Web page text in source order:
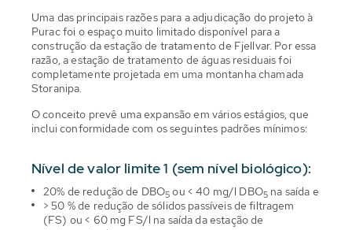
Uma das principais razões para a adjudicação do projeto à
Purac foi o espaço muito limitado disponível para a
construção da estação de tratamento de Fjellvar. Por essa
razão, a estação de tratamento de águas residuais foi
completamente projetada em uma montanha chamada
Storanipa.
O conceito prevê uma expansão em vários estágios, que
inclui conformidade com os seguintes padrões mínimos:
Nível de valor limite 1 (sem nível biológico):
20% de redução de DBO5 ou < 40 mg/l DBO5 na saída e
> 50 % de redução de sólidos passíveis de filtragem
(FS) ou < 60 mg FS/l na saída da estação de